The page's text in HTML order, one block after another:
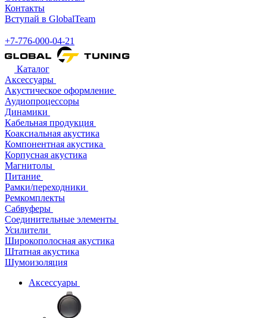
Контакты
Вступай в GlobalTeam
+7-776-000-04-21
Каталог
Аксессуары
Акустическое оформление
Аудиопроцессоры
Динамики
Кабельная продукция
Коаксиальная акустика
Компонентная акустика
Корпусная акустика
Магнитолы
Питание
Рамки/переходники
Ремкомплекты
Сабвуферы
Соединительные элементы
Усилители
Широкополосная акустика
Штатная акустика
Шумоизоляция
Аксессуары